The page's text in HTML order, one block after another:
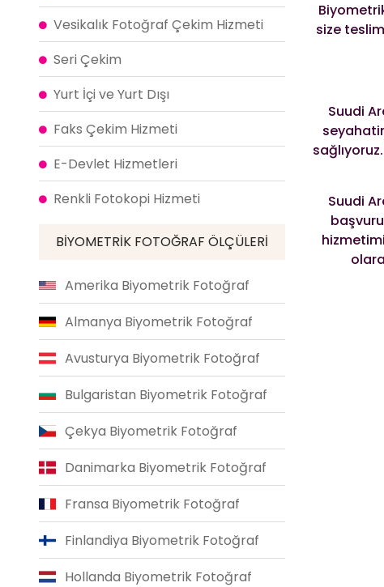
Vesikalık Fotoğraf Çekim Hizmeti
Seri Çekim
Yurt İçi ve Yurt Dışı
Faks Çekim Hizmeti
E-Devlet Hizmetleri
Renkli Fotokopi Hizmeti
BIYOMETRIK FOTOĞRAF ÖLÇÜLERI
Amerika Biyometrik Fotoğraf
Almanya Biyometrik Fotoğraf
Avusturya Biyometrik Fotoğraf
Bulgaristan Biyometrik Fotoğraf
Çekya Biyometrik Fotoğraf
Danimarka Biyometrik Fotoğraf
Fransa Biyometrik Fotoğraf
Finlandiya Biyometrik Fotoğraf
Hollanda Biyometrik Fotoğraf
size
Suudi
Suudi